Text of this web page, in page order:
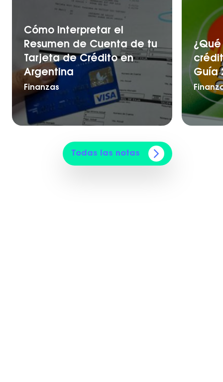
Cómo Interpretar el
Resumen de Cuenta de tu
Tarjeta de Crédito en
Argentina
Finanzas
Guía
Todas las notas